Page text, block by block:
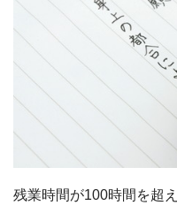
残業時間が100時間を超